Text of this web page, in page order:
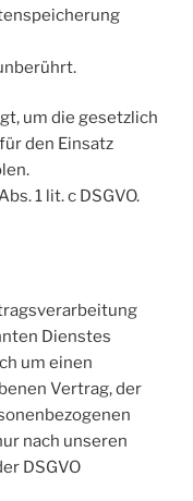
um die gesetzlich
den Einsatz
1 lit. c DSGVO.
Dienstes
um einen
Vertrag, der
nach unseren
DSGVO